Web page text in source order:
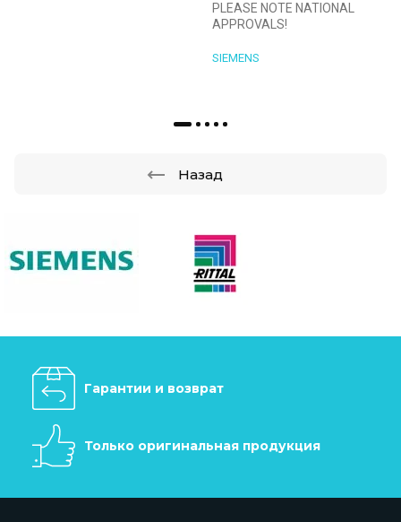
PLEASE NOTE NATIONAL
APPROVALS!
SIEMENS
Назад
Гарантии и возврат
Только оригинальная продукция